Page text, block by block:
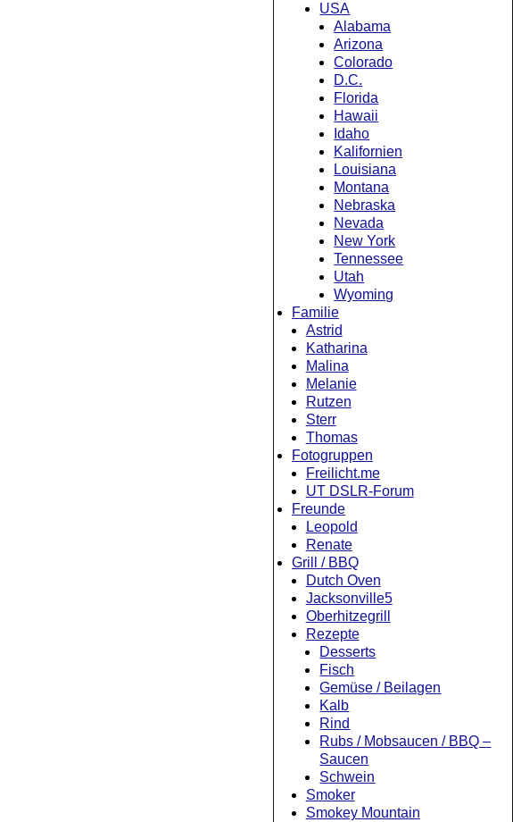
USA
Alabama
Arizona
Colorado
D.C.
Florida
Hawaii
Idaho
Kalifornien
Louisiana
Montana
Nebraska
Nevada
New York
Tennessee
Utah
Wyoming
Familie
Astrid
Katharina
Malina
Melanie
Rutzen
Sterr
Thomas
Fotogruppen
Freilicht.me
UT DSLR-Forum
Freunde
Leopold
Renate
Grill / BBQ
Dutch Oven
Jacksonville5
Oberhitzegrill
Rezepte
Desserts
Fisch
Gemüse / Beilagen
Kalb
Rind
Rubs / Mobsaucen / BBQ –
Saucen
Schwein
Smoker
Smokey Mountain